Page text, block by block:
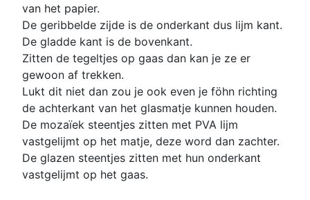
van het papier.
De geribbelde zijde is de onderkant dus lijm kant.
De gladde kant is de bovenkant.
Zitten de tegeltjes op gaas dan kan je ze er
gewoon af trekken.
Lukt dit niet dan zou je ook even je föhn richting
de achterkant van het glasmatje kunnen houden.
De mozaïek steentjes zitten met PVA lijm
vastgelijmt op het matje, deze word dan zachter.
De glazen steentjes zitten met hun onderkant
vastgelijmt op het gaas.